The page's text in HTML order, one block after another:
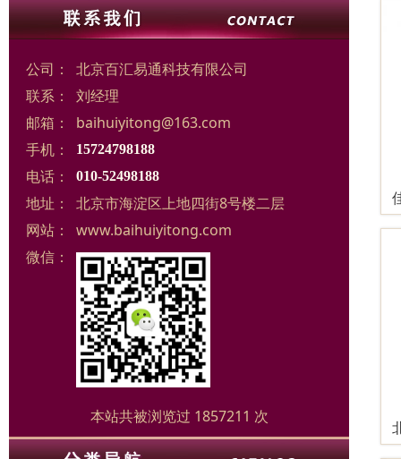
公司：
北京百汇易通科技有限公司
联系：
刘经理
邮箱：
baihuiyitong@163.com
手机：
15724798188
电话： 010-52498188
地址：
北京市海淀区上地四街8号楼二层
网站：
www.baihuiyitong.com
微信：
本站共被浏览过 1857211 次